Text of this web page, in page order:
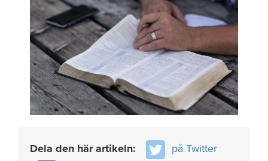
Dela den här artikeln:
på Twitter